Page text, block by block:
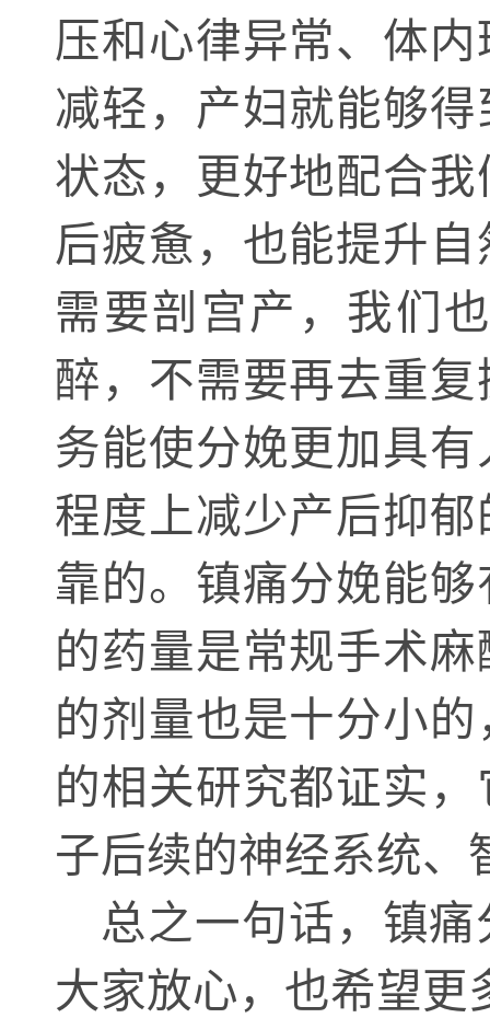
压和心律异常、体
减轻，产妇就能够
状态，更好地配合
后疲惫，也能提升
需要剖宫产，我们
醉，不需要再去重
务能使分娩更加具
程度上减少产后抑
靠的。镇痛分娩能
的药量是常规手术
的剂量也是十分小
的相关研究都证实
子后续的神经系统、
总之一句话，镇
大家放心，也希望更